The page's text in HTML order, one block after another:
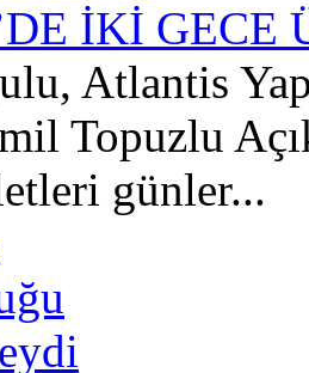
İKİ GECE
Atlantis
Topuzlu
günler...